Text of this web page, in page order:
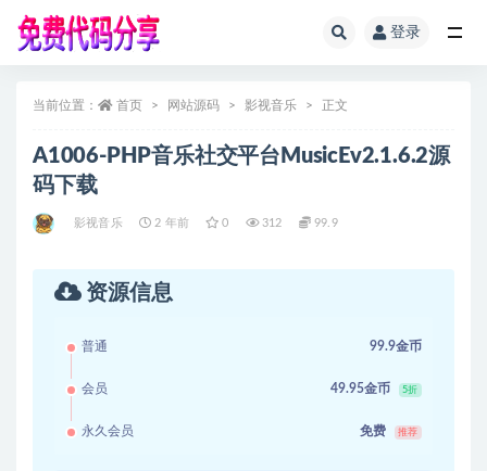
登录
当前位置： 首页 网站源码 影视音乐 正文
A1006-PHP音乐社交平台MusicEv2.1.6.2源
码下载
影视音乐 2 年前 0 312 99.9
资源信息
普通 99.9金币
会员 49.95金币 5折
永久会员 免费 推荐